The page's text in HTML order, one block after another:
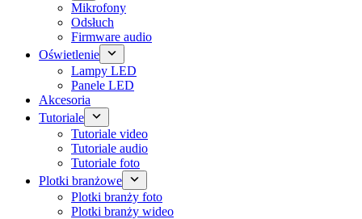
Mikrofony
Odsłuch
Firmware audio
Oświetlenie
Lampy LED
Panele LED
Akcesoria
Tutoriale
Tutoriale video
Tutoriale audio
Tutoriale foto
Plotki branżowe
Plotki branży foto
Plotki branży wideo